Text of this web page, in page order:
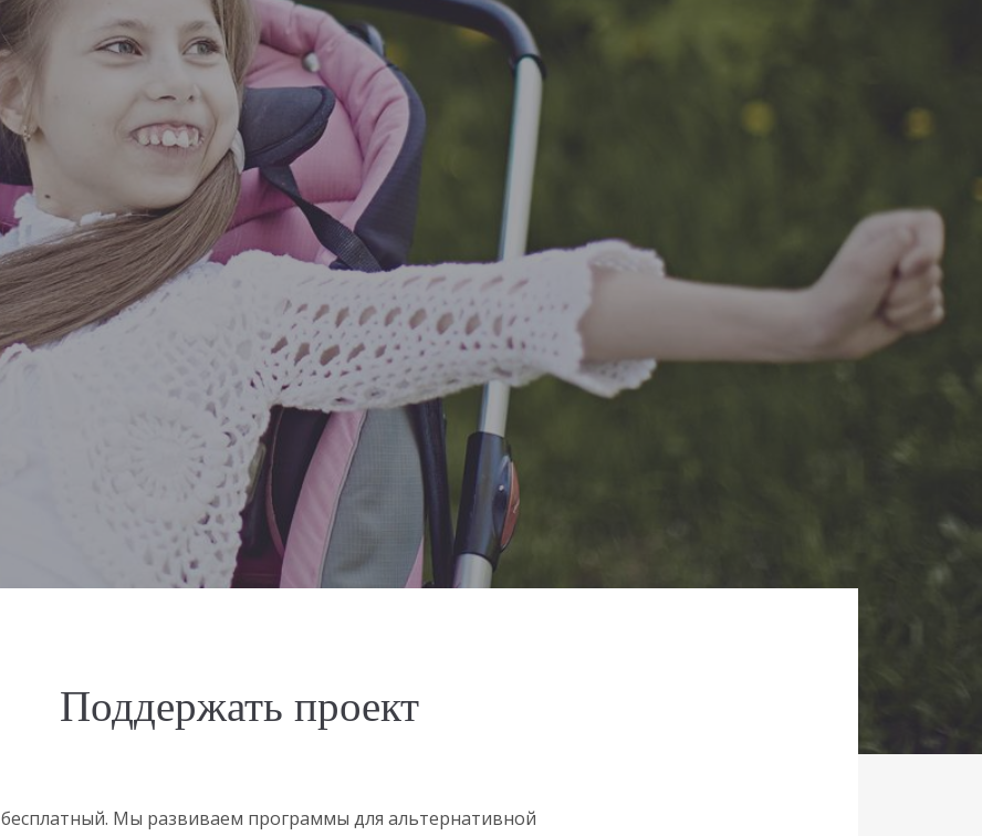
Поддержать проект
бесплатный. Мы развиваем программы для альтернативной